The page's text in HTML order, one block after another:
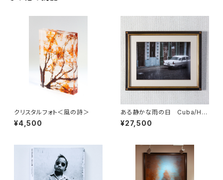
クリスタルフォト＜風の詩＞
¥4,500
ある静かな雨の日 Cuba/Ha
vana
¥27,500